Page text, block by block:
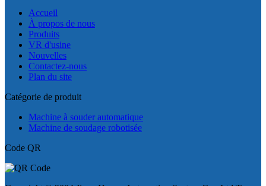
Accueil
À propos de nous
Produits
VR d'usine
Nouvelles
Contactez-nous
Plan du site
Catégorie de produit
Machine à souder automatique
Machine de soudage robotisée
Code QR